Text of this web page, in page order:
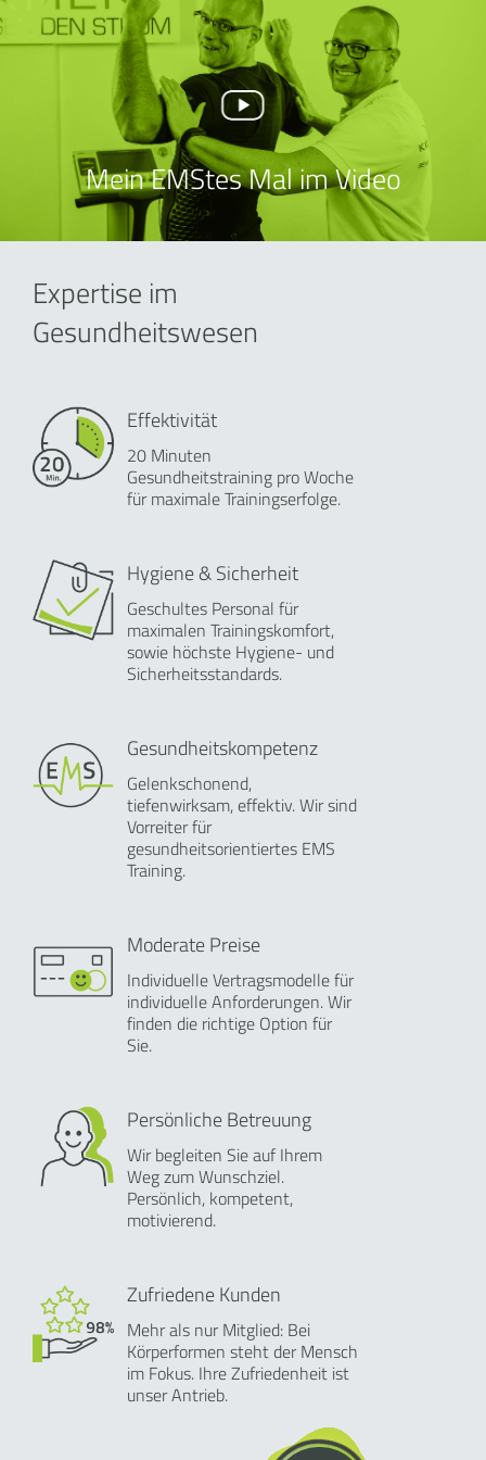
Mein EMStes Mal im Video
Expertise im
Gesundheitswesen
Effektivität
20 Minuten
Gesundheitstraining pro Woche
für maximale Trainingserfolge.
Hygiene & Sicherheit
Geschultes Personal für
maximalen Trainingskomfort,
sowie höchste Hygiene- und
Sicherheitsstandards.
Gesundheitskompetenz
Gelenkschonend,
tiefenwirksam, effektiv. Wir sind
Vorreiter für
gesundheitsorientiertes EMS
Training.
Moderate Preise
Individuelle Vertragsmodelle für
individuelle Anforderungen. Wir
finden die richtige Option für
Sie.
Persönliche Betreuung
Wir begleiten Sie auf Ihrem
Weg zum Wunschziel.
Persönlich, kompetent,
motivierend.
Zufriedene Kunden
Mehr als nur Mitglied: Bei
Körperformen steht der Mensch
im Fokus. Ihre Zufriedenheit ist
unser Antrieb.